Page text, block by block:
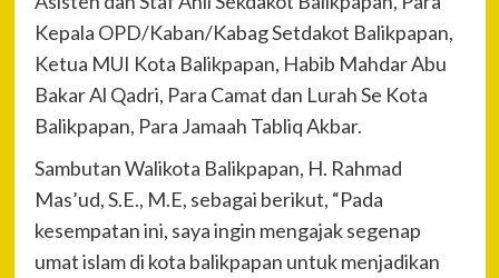
Kepala OPD/Kaban/Kabag Setdakot Balikpapan,
Ketua MUI Kota Balikpapan, Habib Mahdar Abu
Bakar Al Qadri, Para Camat dan Lurah Se Kota
Balikpapan, Para Jamaah Tabliq Akbar.
Sambutan Walikota Balikpapan, H. Rahmad
Mas’ud, S.E., M.E, sebagai berikut, “Pada
kesempatan ini, saya ingin mengajak segenap
umat islam di kota balikpapan untuk menjadikan